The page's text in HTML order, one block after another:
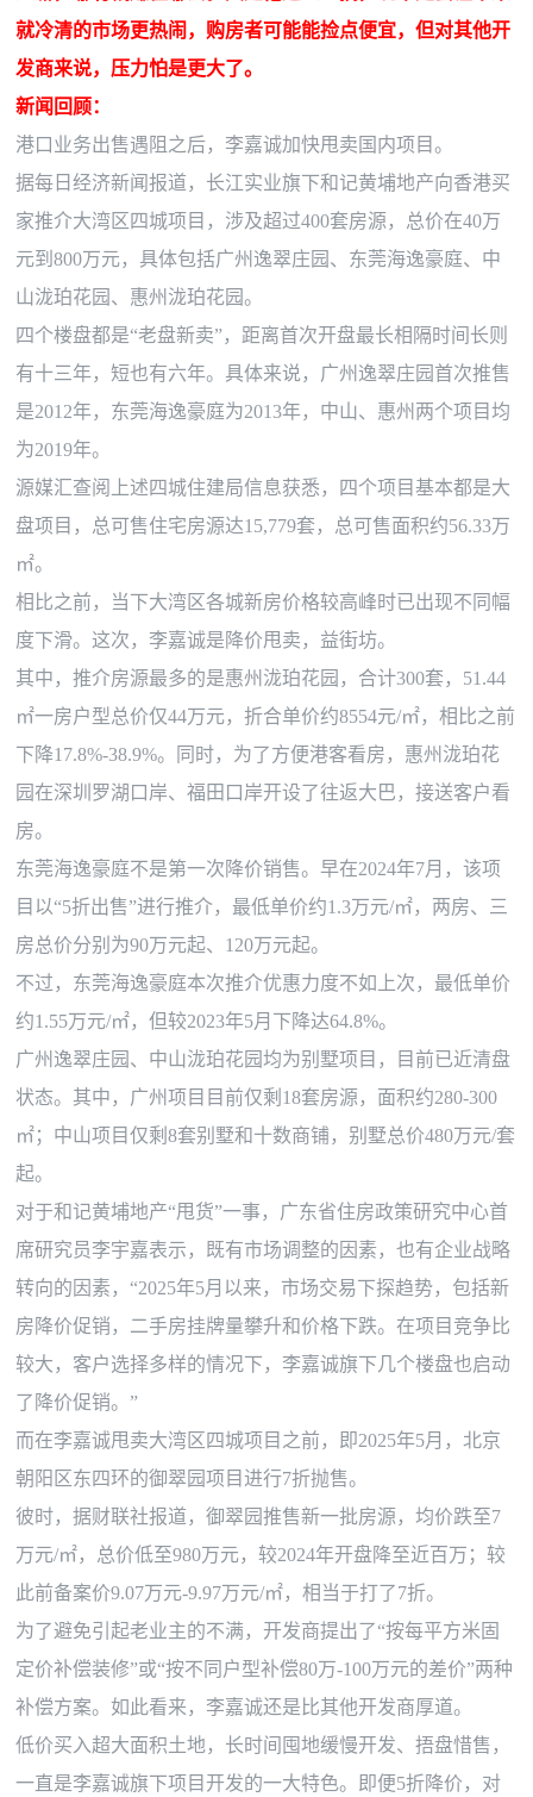
就冷清的市场更热闹，购房者可能能捡点便宜，但对其他开
发商来说，压力怕是更大了。
新闻回顾：
港口业务出售遇阻之后，李嘉诚加快甩卖国内项目。
据每日经济新闻报道，长江实业旗下和记黄埔地产向香港买
家推介大湾区四城项目，涉及超过400套房源，总价在40万
元到800万元，具体包括广州逸翠庄园、东莞海逸豪庭、中
山泷珀花园、惠州泷珀花园。
四个楼盘都是“老盘新卖”，距离首次开盘最长相隔时间长则
有十三年，短也有六年。具体来说，广州逸翠庄园首次推售
是2012年，东莞海逸豪庭为2013年，中山、惠州两个项目均
为2019年。
源媒汇查阅上述四城住建局信息获悉，四个项目基本都是大
盘项目，总可售住宅房源达15,779套，总可售面积约56.33万
㎡。
相比之前，当下大湾区各城新房价格较高峰时已出现不同幅
度下滑。这次，李嘉诚是降价甩卖，益街坊。
其中，推介房源最多的是惠州泷珀花园，合计300套，51.44
㎡一房户型总价仅44万元，折合单价约8554元/㎡，相比之前
下降17.8%-38.9%。同时，为了方便港客看房，惠州泷珀花
园在深圳罗湖口岸、福田口岸开设了往返大巴，接送客户看
房。
东莞海逸豪庭不是第一次降价销售。早在2024年7月，该项
目以“5折出售”进行推介，最低单价约1.3万元/㎡，两房、三
房总价分别为90万元起、120万元起。
不过，东莞海逸豪庭本次推介优惠力度不如上次，最低单价
约1.55万元/㎡，但较2023年5月下降达64.8%。
广州逸翠庄园、中山泷珀花园均为别墅项目，目前已近清盘
状态。其中，广州项目目前仅剩 18套房源，面积约280-300
㎡；中山项目仅剩8套别墅和十数商铺，别墅总价480万元/套
起。
对于和记黄埔地产“甩货”一事，广东省住房政策研究中心首
席研究员李宇嘉表示，既有市场调整的因素，也有企业战略
转向的因素，“2025年5月以来，市场交易下探趋势，包括新
房降价促销，二手房挂牌量攀升和价格下跌。在项目竞争比
较大，客户选择多样的情况下，李嘉诚旗下几个楼盘也启动
了降价促销。”
而在李嘉诚甩卖大湾区四城项目之前，即2025年5月，北京
朝阳区东四环的御翠园项目进行7折抛售。
彼时，据财联社报道，御翠园推售新一批房源，均价跌至7
万元/㎡，总价低至980万元，较2024年开盘降至近百万；较
此前备案价9.07万元-9.97万元/㎡，相当于打了7折。
为了避免引起老业主的不满，开发商提出了“按每平方米固
定价补偿装修”或“按不同户型补偿80万-100万元的差价”两种
补偿方案。如此看来，李嘉诚还是比其他开发商厚道。
低价买入超大面积土地，长时间囤地缓慢开发、捂盘惜售，
一直是李嘉诚旗下项目开发的一大特色。即便5折降价，对